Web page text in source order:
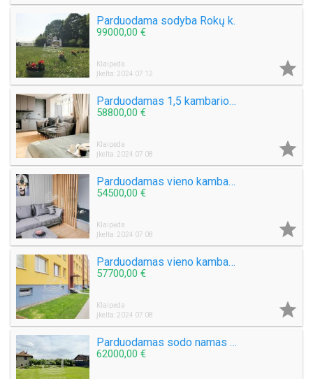
Parduodama sodyba Rokų k.
99000,00 €
Klaipėda
Įkelta: 2024 07 12

Parduodamas 1,5 kambario butas Kretingos m., Žemaitės al.
58800,00 €
Klaipėda
Įkelta: 2024 07 08

Parduodamas vieno kambario butas Kretingos mieste, Žemaitės al.
54500,00 €
Klaipėda
Įkelta: 2024 07 08

Parduodamas vieno kambario butas Baltijos pr.
57700,00 €
Klaipėda
Įkelta: 2024 07 08

Parduodamas sodo namas Kulių k.
62000,00 €